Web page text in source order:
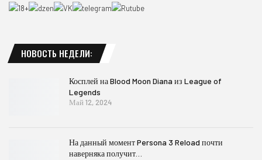
НОВОСТЬ НЕДЕЛИ:
Косплей на Blood Moon Diana из League of
Legends
Май 12, 2024
На данный момент Persona 3 Reload почти
наверняка получит…